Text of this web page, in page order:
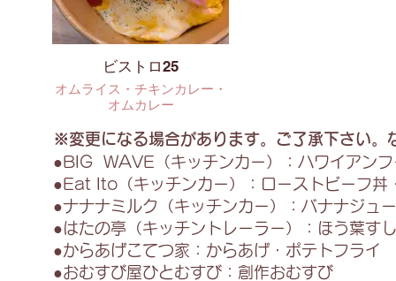
ビストロ25
オムライス・チキンカレー・
オムカレー
※変更になる場合があります。ご了承下さい。
●BIG WAVE（キッチンカー）：ハワイアン
●Eat Ito（キッチンカー）：ローストビーフ丼
●ナナナミルク（キッチンカー）：バナナジュ
●はたの亭（キッチントレーラー）：ほう葉す
●からあげこてつ家：からあげ・ポテトフライ
●おむすび屋ひとむすび：創作おむすび